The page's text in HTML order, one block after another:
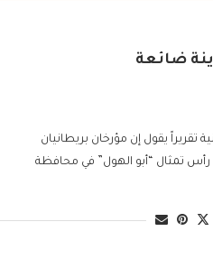
ضائعة
يقول إن مؤرخان بريطانيان
رأس تمثال “أبو الهول” في محافظة